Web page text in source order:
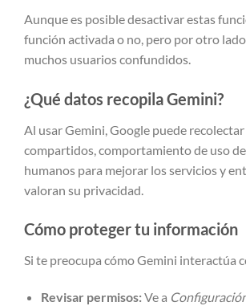
Aunque es posible desactivar estas
función activada o no, pero por otro
muchos usuarios confundidos.
¿Qué datos recopila Gemini?
Al usar Gemini, Google puede
compartidos, comportamiento de uso
humanos para mejorar los servicios y
valoran su privacidad.
Cómo proteger tu información
Si te preocupa cómo Gemini interactúa
Revisar permisos:Ve a